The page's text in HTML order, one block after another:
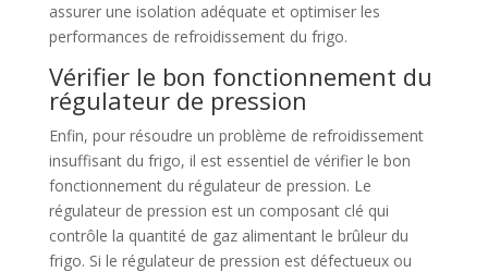
assurer une isolation adéquate et optimiser les
performances de refroidissement du frigo.
Vérifier le bon fonctionnement du
régulateur de pression
Enfin, pour résoudre un problème de refroidissement
insuffisant du frigo, il est essentiel de vérifier le bon
fonctionnement du régulateur de pression. Le
régulateur de pression est un composant clé qui
contrôle la quantité de gaz alimentant le brûleur du
frigo. Si le régulateur de pression est défectueux ou